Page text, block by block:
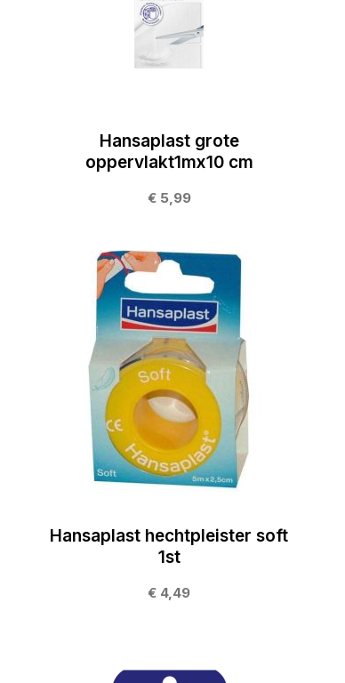
Hansaplast grote
oppervlakt1mx10 cm
€ 5,99
Hansaplast hechtpleister soft
1st
€ 4,49